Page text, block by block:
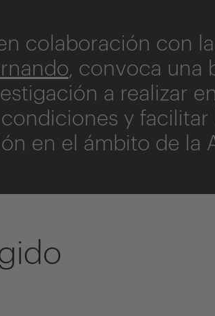
colaboración con la
, convoca una
a realizar
y facilitar
en el ámbito de la